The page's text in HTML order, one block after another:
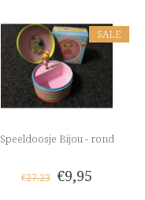
SALE
Speeldoosje Bijou - rond
€27,23 €9,95